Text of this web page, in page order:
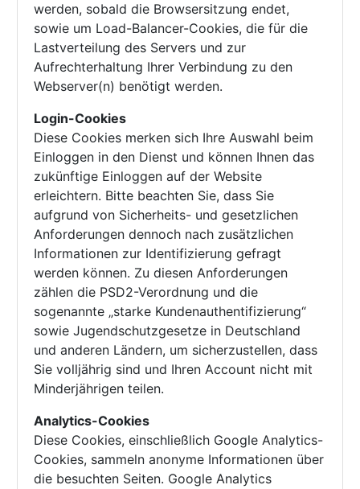
werden, sobald die Browsersitzung endet,
sowie um Load-Balancer-Cookies, die für die
Lastverteilung des Servers und zur
Aufrechterhaltung Ihrer Verbindung zu den
Webserver(n) benötigt werden.
Login-Cookies
Diese Cookies merken sich Ihre Auswahl beim
Einloggen in den Dienst und können Ihnen das
zukünftige Einloggen auf der Website
erleichtern. Bitte beachten Sie, dass Sie
aufgrund von Sicherheits- und gesetzlichen
Anforderungen dennoch nach zusätzlichen
Informationen zur Identifizierung gefragt
werden können. Zu diesen Anforderungen
zählen die PSD2-Verordnung und die
sogenannte „starke Kundenauthentifizierung“
sowie Jugendschutzgesetze in Deutschland
und anderen Ländern, um sicherzustellen, dass
Sie volljährig sind und Ihren Account nicht mit
Minderjährigen teilen.
Analytics-Cookies
Diese Cookies, einschließlich Google Analytics-
Cookies, sammeln anonyme Informationen über
die besuchten Seiten. Google Analytics